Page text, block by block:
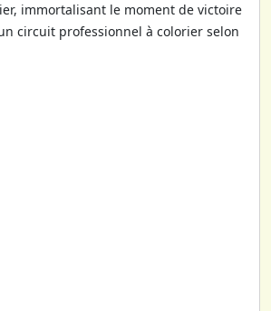
immortalisant le moment de victoire
circuit professionnel à colorier selon